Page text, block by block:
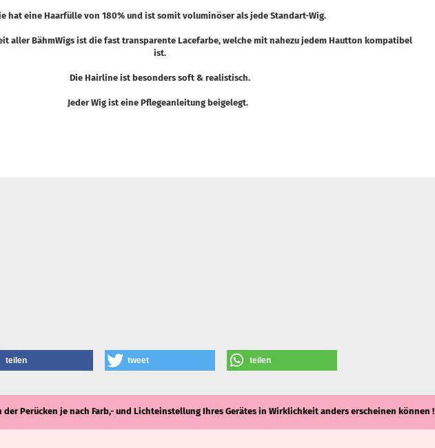
hat eine Haarfülle von 180% und ist somit voluminöser als jede Standart-Wig.
aller BähmWigs ist die fast transparente Lacefarbe, welche mit nahezu jedem Hautton kompatibel
ist.
Die Hairline ist besonders soft & realistisch.
Jeder Wig ist eine Pflegeanleitung beigelegt.
teilen tweet teilen
der Perücken je nach Farb,- und Lichteinstellung Ihres Gerätes in Wirklichkeit anders erscheinen können !